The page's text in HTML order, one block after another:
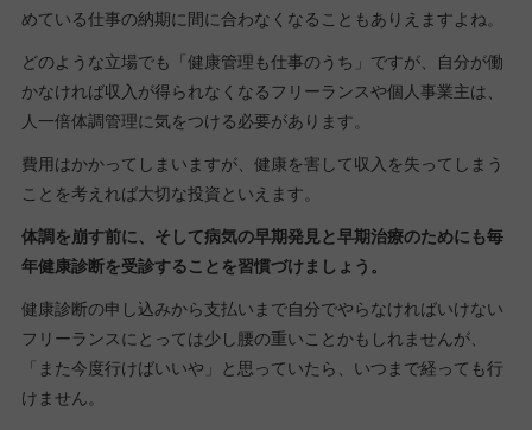
めている仕事の納期に間に合わなくなることもありえますよね。
どのような立場でも「健康管理も仕事のうち」ですが、自分が働
かなければ収入が得られなくなるフリーランスや個人事業主は、
人一倍体調管理に気をつける必要があります。
費用はかかってしまいますが、健康を害して収入を失ってしまう
ことを考えれば大切な投資といえます。
体調を崩す前に、そして病気の早期発見と早期治療のためにも毎
年健康診断を受診することを習慣づけましょう。
健康診断の申し込みから支払いまで自分でやらなければいけない
フリーランスにとっては少し腰の重いことかもしれませんが、
「また今度行けばいいや」と思っていたら、いつまで経っても行
けません。